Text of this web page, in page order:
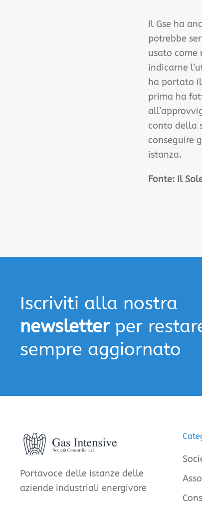
Il Gse ha
potrebbe
usato come
indicarne
ha portato
prima ha
conto della
conseguire
istanza.
Fonte: Il
Iscriviti alla nostra
newsletterper
sempre aggiornato
Portavoce delle istanze delle
aziende industriali energivore